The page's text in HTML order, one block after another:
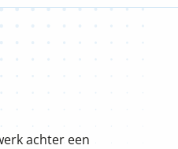
achter een